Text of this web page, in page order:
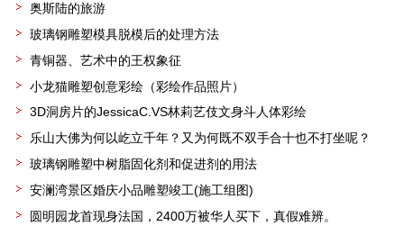
奥斯陆的旅游
玻璃钢雕塑模具脱模后的处理方法
青铜器、艺术中的王权象征
小龙猫雕塑创意彩绘（彩绘作品照片）
3D洞房片的JessicaC.VS林莉艺伎文身斗人体彩绘
乐山大佛为何以屹立千年？又为何既不双手合十也不打坐呢？
玻璃钢雕塑中树脂固化剂和促进剂的用法
安澜湾景区婚庆小品雕塑竣工(施工组图)
圆明园龙首现身法国，2400万被华人买下，真假难辨。